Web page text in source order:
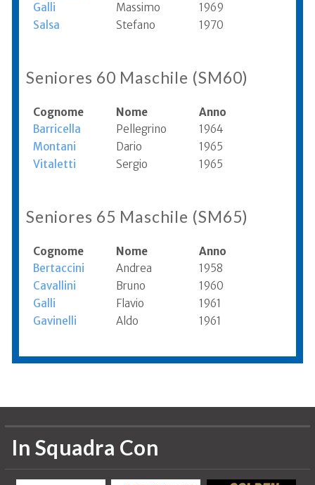
Galli
Massimo
1969
Salsa
Stefano 1970
Seniores 60 Maschile (SM60)
Cognome Nome
Anno
Barricella
Pellegrino
1964
Montani
Dario
1965
Vitaletti
Sergio 1965
Seniores 65 Maschile (SM65)
Cognome Nome
Anno
Bertaccini
Andrea
1958
Cavallini
Bruno
1960
Galli
Flavio
1961
Gavinelli
Aldo 1961
In Squadra Con